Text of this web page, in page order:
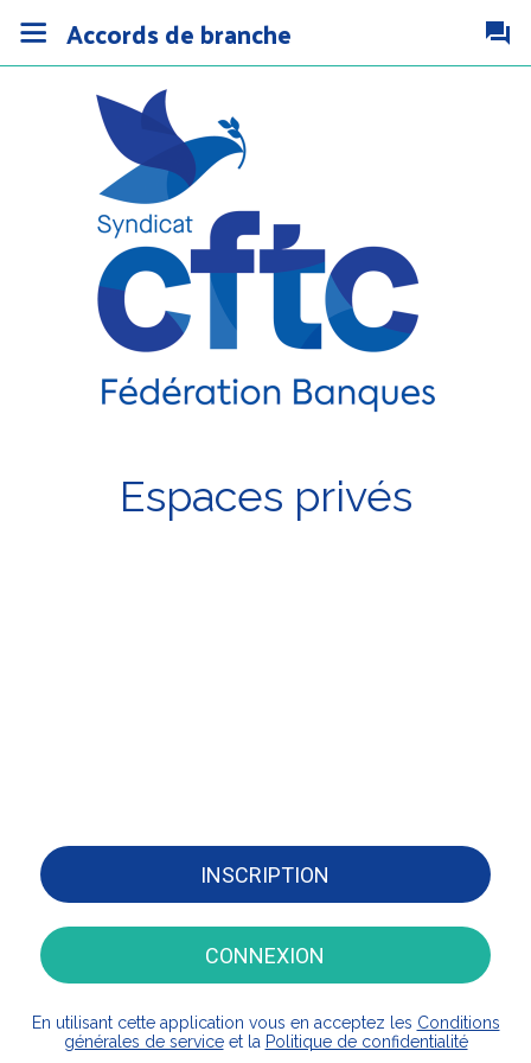
Accords de branche
Espaces privés
INSCRIPTION
CONNEXION
En utilisant cette application vous en acceptez les Conditions
générales de serviceet la Politique de confidentialité